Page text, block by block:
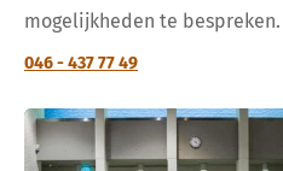
mogelijkheden te bespreken.
046 - 437 77 49